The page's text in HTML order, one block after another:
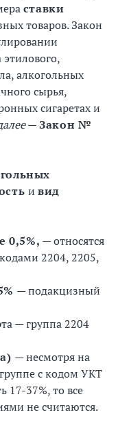
ставки
товаров. Закон
алкогольных
сырья,
сигаретах и
—Закон №
и вид
0,5%, — относятся
2204, 2205,
— подакцизный
— группа 2204
— несмотря на
с кодом УКТ
17-37%, то все
не считаются.